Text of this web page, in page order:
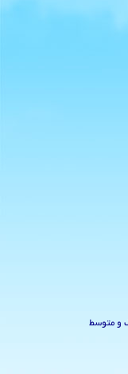
و متوسط